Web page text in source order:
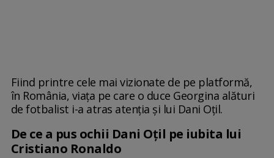
Fiind printre cele mai vizionate de pe platformă,
în România, viața pe care o duce Georgina alături
de fotbalist i-a atras atenția și lui Dani Oțil.
De ce a pus ochii Dani Oțil pe iubita lui
Cristiano Ronaldo